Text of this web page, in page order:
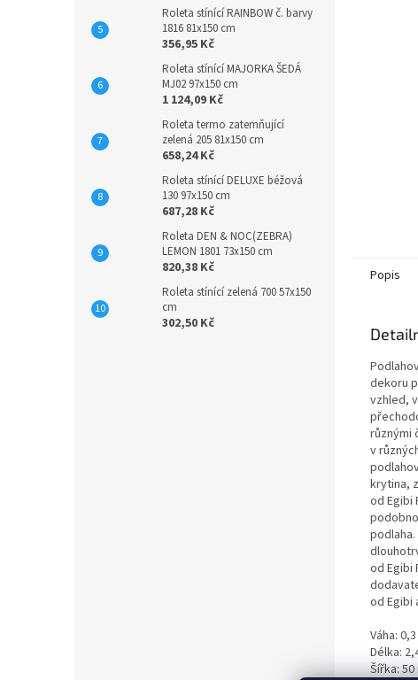
Roleta stínící RAINBOW č. barvy
1816 81x150 cm
356,95 Kč
Roleta stínící MAJORKA ŠEDÁ
MJ02 97x150 cm
1 124,09 Kč
Roleta termo zatemňující
zelená 205 81x150 cm
658,24 Kč
Roleta stínící DELUXE béžová
130 97x150 cm
687,28 Kč
Roleta DEN & NOC(ZEBRA)
LEMON 1801 73x150 cm
820,38 Kč
Roleta stínící zelená 700 57x150
cm
302,50 Kč
Popis
dekoru
vzhled,
různými
v
krytina,
od Egibi
od Egibi
od Egibi
Váha:
Délka:
Šířka: 50